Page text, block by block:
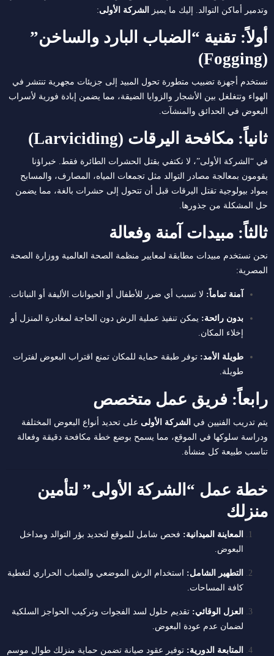
وتدمير أماكن التوالد. إليك ما يميز الشركة الأولى:
أولاً: تقنية “الضباب البارد والساخن”
(Fogging)
نستخدم أجهزة تضبيب متطورة تحول المبيد إلى جزيئات مجهرية تنتشر في
الهواء وتتغلغل بين الأشجار والزوايا الضيقة، مما يضمن إبادة فورية لأسراب
البعوض في الحدائق والمنشآت.
ثانياً: مكافحة اليرقات (Larviciding)
في “الشركة الأولى”، لا نكتفي بقتل الحشرات الطائرة فقط. خبراؤنا
يقومون بمعالجة مصادر التوالد مثل تجمعات المياه، المصارف، والمسابح
بمواد بيولوجية تقتل اليرقات قبل أن تتحول إلى حشرات بالغة، مما يضمن
حل المشكلة من جذورها.
ثالثاً: مبيدات آمنة وفعالة
نحن نستخدم مبيدات مطابقة لمعايير منظمة الصحة العالمية ووزارة الصحة
المصرية:
آمنة تماماً: لا تسبب أي ضرر للأطفال أو الحيوانات الأليفة أو النباتات.
بدون رائحة: يمكن تنفيذ عملية الرش دون الحاجة لمغادرة المنزل أو
إخلاء المكان.
طويلة الأمد: توفر طبقة حماية للمكان تمنع اقتراب البعوض لفترات
طويلة.
رابعاً: فريق عمل متخصص
يتم تدريب الفنيين في الشركة الأولى على تحديد أنواع البعوض المختلفة
ودراسة سلوكها في الموقع، مما يسمح بوضع خطة مكافحة دقيقة وفعالة
تناسب طبيعة كل منشأة.
خطة عمل “الشركة الأولى” لتأمين
منزلك
المعاينة الميدانية: فحص شامل للموقع لتحديد بؤر التوالد ومداخل
البعوض.
التطهير الشامل: استخدام الرش الموضعي والضباب الحراري لتغطية
كافة المساحات.
العزل الوقائي: تقديم حلول لسد الفجوات وتركيب الحواجز السلكية
لضمان عدم عودة البعوض.
المتابعة الدورية: توفير عقود صيانة تضمن حماية منزلك طوال موسم